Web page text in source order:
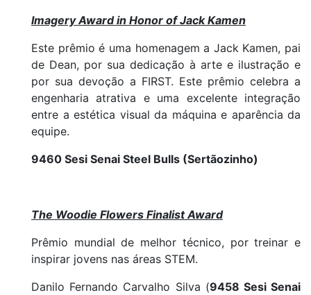
Imagery Award in Honor of Jack Kamen
Este prêmio é uma homenagem a Jack Kamen, pai
de Dean, por sua dedicação à arte e ilustração e
por sua devoção a FIRST. Este prêmio celebra a
engenharia atrativa e uma excelente integração
entre a estética visual da máquina e aparência da
equipe.
9460 Sesi Senai Steel Bulls (Sertãozinho)
The Woodie Flowers Finalist Award
Prêmio mundial de melhor técnico, por treinar e
inspirar jovens nas áreas STEM.
Danilo Fernando Carvalho Silva (9458 Sesi Senai